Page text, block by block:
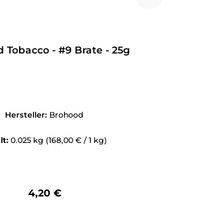
Tobacco - #9 Brate - 25g
Hersteller: Brohood
0.025 kg (168,00 € / 1 kg)
Regulärer Preis:
4,20 €